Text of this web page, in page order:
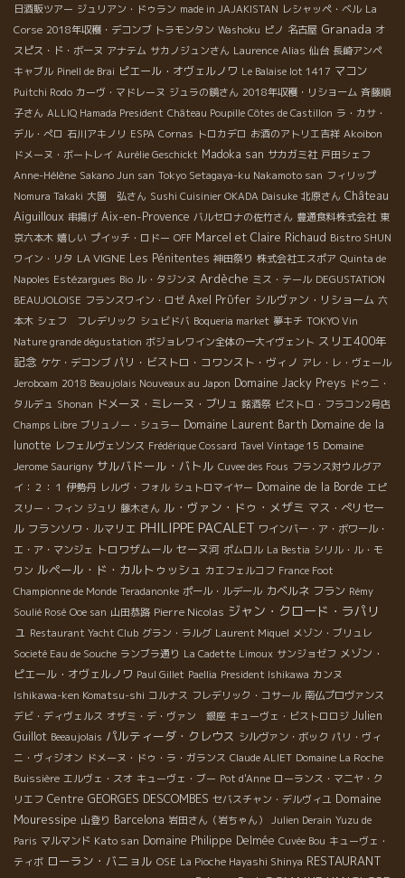
日酒販ツアー ジュリアン・ドゥラン made in JAJAKISTAN レシャッペ・ベル La
Corse 2018年収穫・デコンブ トラモンタン Washoku ピノ 名古屋 Granada オ
スピス・ド・ボーヌ アナテム サカノジュンさん Laurence Alias 仙台 長崎アンペ
キャブル Pinell de Brai ピエール・オヴェルノワ Le Balaise lot 1417 マコン
Puitchi Rodo カーヴ・マドレーヌ ジュラの鏡さん 2018年収穫・リショーム 斉藤順
子さん ALLIQ Hamada President Château Poupille Côtes de Castillon ラ・カサ・
デル・ぺロ 石川アキノリ ESPA Cornas トロカデロ お酒のアトリエ吉祥 Akoibon
ドメーヌ・ボートレイ Aurélie Geschickt Madoka san サカガミ社 戸田シェフ
Anne-Hélène Sakano Jun san Tokyo Setagaya-ku Nakamoto san フィリップ
Nomura Takaki 大園 弘さん Sushi Cuisinier OKADA Daisuke 北原さん Château
Aiguilloux 串揚げ Aix-en-Provence バルセロナの佐竹さん 豊通食料株式会社 東
京六本木 嬉しい プイッチ・ロドー OFF Marcel et Claire Richaud Bistro SHUN
ワイン・リタ LA VIGNE Les Pénitentes 神田祭り 株式会社エスポア Quinta de
Napoles Estézargues Bio ル・タジンヌ Ardèche ミス・テール DEGUSTATION
BEAUJOLOISE フランスワイン・ロゼ Axel Prϋfer シルヴァン・リショーム 六
本木 シェフ フレデリック シュビドバ Boqueria market 夢キチ TOKYO Vin
Nature grande dégustation ボジョレワイン全体の一大イヴェント スリエ400年
記念 ケケ・デコンブ パリ・ビストロ・コワンスト・ヴィノ アレ・レ・ヴェール
Jeroboam 2018 Beaujolais Nouveaux au Japon Domaine Jacky Preys ドゥニ・
タルデュ Shonan ドメーヌ・ミレーヌ・ブリュ 銘酒祭 ビストロ・フラコン2号店
Champs Libre ブリュノー・シュラー Domaine Laurent Barth Domaine de la
lunotte レフェルヴェソンス Frédérique Cossard Tavel Vintage 15 Domaine
Jerome Saurigny サルバドール・バトル Cuvee des Fous フランス対ウルグア
イ：２：１ 伊勢丹 レルヴ・フォル シュトロマイヤー Domaine de la Borde エピ
スリー・フィン ジュリ 藤木さん ル・ヴァン・ドゥ・メザミ マス・ぺリセー
ル フランソワ・ルマリエ PHILIPPE PACALET ワインバー・ア・ボワール・
エ・ア・マンジェ トロワザムール セーヌ河 ポムロル La Bestia シリル・ル・モ
ワン ルペール・ド・カルトゥッシュ カエフェルコフ France Foot
Championne de Monde Teradanonke ポール・ルデール カベルネ フラン Rémy
Soulié Rosé Ooe san 山田恭路 Pierre Nicolas ジャン・クロード・ラパリ
ュ Restaurant Yacht Club グラン・ラルグ Laurent Miquel メゾン・ブリュレ
Societé Eau de Souche ランブラ通り La Cadette Limoux サンジョゼフ メゾン・
ピエール・オヴェルノワ Paul Gillet Paellia President Ishikawa カンヌ
Ishikawa-ken Komatsu-shi コルナス フレデリック・コサール 南仏プロヴァンス
デビ・ディヴェルス オザミ・デ・ヴァン 銀座 キューヴェ・ビストロロジ Julien
Guillot Beeaujolais パルティーダ・クレウス シルヴァン・ボック パリ・ヴィ
ニ・ヴィジオン ドメーヌ・ドゥ・ラ・ガランス Claude ALIET Domaine La Roche
Buissière エルヴェ・スオ キューヴェ・ブー Pot d'Anne ローランス・マニヤ・ク
リエフ Centre GEORGES DESCOMBES セバスチャン・デルヴィユ Domaine
Mouressipe 山登り Barcelona 岩田さん（岩ちゃん） Julien Derain Yuzu de
Paris マルマンド Kato san Domaine Philippe Delmée Cuvée Bou キューヴェ・
ティボ ローラン・バニョル OSE La Pioche Hayashi Shinya RESTAURANT